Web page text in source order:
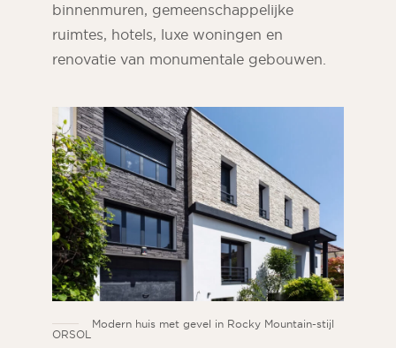
binnenmuren, gemeenschappelijke
ruimtes, hotels, luxe woningen en
renovatie van monumentale gebouwen.
Modern huis met gevel in Rocky Mountain-stijl
ORSOL